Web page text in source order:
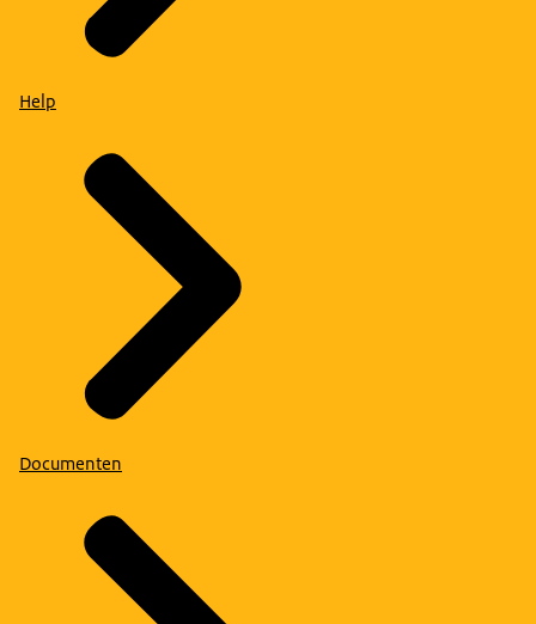
Help
Documenten